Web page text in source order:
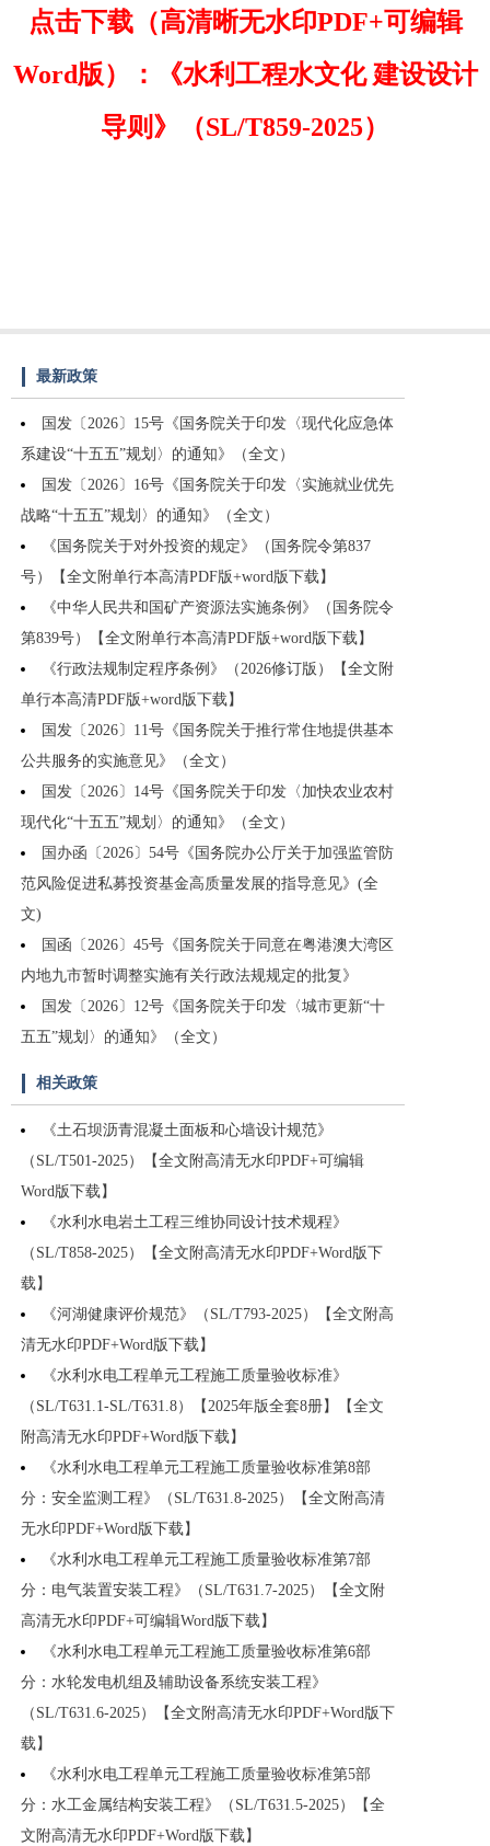
点击下载（高清晰无水印PDF+可编辑
Word版）：《水利工程水文化 建设设计
导则》（SL/T859-2025）
最新政策
国发〔2026〕15号《国务院关于印发〈现代化应急体
系建设“十五五”规划〉的通知》（全文）
国发〔2026〕16号《国务院关于印发〈实施就业优先
战略“十五五”规划〉的通知》（全文）
《国务院关于对外投资的规定》（国务院令第837
号）【全文附单行本高清PDF版+word版下载】
《中华人民共和国矿产资源法实施条例》（国务院令
第839号）【全文附单行本高清PDF版+word版下载】
《行政法规制定程序条例》（2026修订版）【全文附
单行本高清PDF版+word版下载】
国发〔2026〕11号《国务院关于推行常住地提供基本
公共服务的实施意见》（全文）
国发〔2026〕14号《国务院关于印发〈加快农业农村
现代化“十五五”规划〉的通知》（全文）
国办函〔2026〕54号《国务院办公厅关于加强监管防
范风险促进私募投资基金高质量发展的指导意见》(全
文)
国函〔2026〕45号《国务院关于同意在粤港澳大湾区
内地九市暂时调整实施有关行政法规规定的批复》
国发〔2026〕12号《国务院关于印发〈城市更新“十
五五”规划〉的通知》（全文）
相关政策
《土石坝沥青混凝土面板和心墙设计规范》
（SL/T501-2025）【全文附高清无水印PDF+可编辑
Word版下载】
《水利水电岩土工程三维协同设计技术规程》
（SL/T858-2025）【全文附高清无水印PDF+Word版下
载】
《河湖健康评价规范》（SL/T793-2025）【全文附高
清无水印PDF+Word版下载】
《水利水电工程单元工程施工质量验收标准》
（SL/T631.1-SL/T631.8）【2025年版全套8册】【全文
附高清无水印PDF+Word版下载】
《水利水电工程单元工程施工质量验收标准第8部
分：安全监测工程》（SL/T631.8-2025）【全文附高清
无水印PDF+Word版下载】
《水利水电工程单元工程施工质量验收标准第7部
分：电气装置安装工程》（SL/T631.7-2025）【全文附
高清无水印PDF+可编辑Word版下载】
《水利水电工程单元工程施工质量验收标准第6部
分：水轮发电机组及辅助设备系统安装工程》
（SL/T631.6-2025）【全文附高清无水印PDF+Word版下
载】
《水利水电工程单元工程施工质量验收标准第5部
分：水工金属结构安装工程》（SL/T631.5-2025）【全
文附高清无水印PDF+Word版下载】